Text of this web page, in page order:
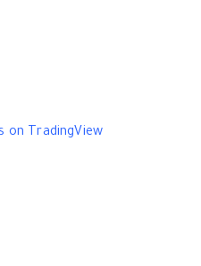
on TradingView